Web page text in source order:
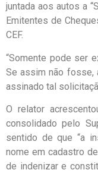
juntada aos autos a
Emitentes de
CEF.
“Somente pode ser
Se assim não fosse,
assinado tal
O relator
consolidado pelo
sentido de que “a
nome em cadastro
de indenizar e